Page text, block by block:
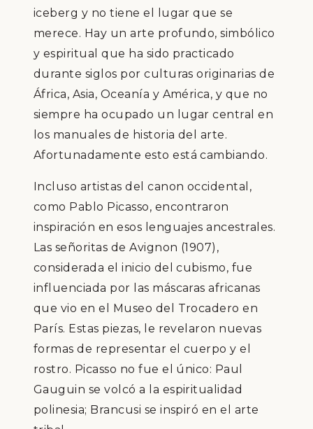
iceberg y no tiene el lugar que se
merece. Hay un arte profundo, simbólico
y espiritual que ha sido practicado
durante siglos por culturas originarias de
África, Asia, Oceanía y América, y que no
siempre ha ocupado un lugar central en
los manuales de historia del arte.
Afortunadamente esto está cambiando.
Incluso artistas del canon occidental,
como Pablo Picasso, encontraron
inspiración en esos lenguajes ancestrales.
Las señoritas de Avignon (1907),
considerada el inicio del cubismo, fue
influenciada por las máscaras africanas
que vio en el Museo del Trocadero en
París. Estas piezas, le revelaron nuevas
formas de representar el cuerpo y el
rostro. Picasso no fue el único: Paul
Gauguin se volcó a la espiritualidad
polinesia; Brancusi se inspiró en el arte